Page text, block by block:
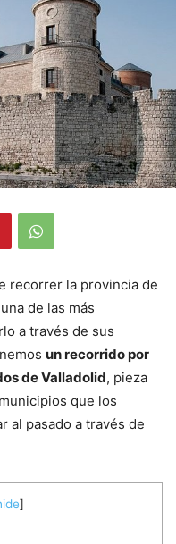
recorrer la provincia de
de las más
a través de sus
un recorrido por
de Valladolid, pieza
que los
al pasado a través de
]